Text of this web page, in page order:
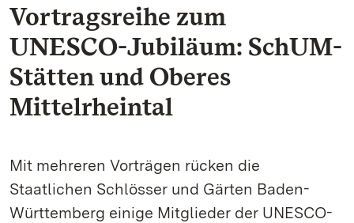
Vortragsreihe zum
UNESCO-Jubiläum: SchUM-
Stätten und Oberes
Mittelrheintal
Mit mehreren Vorträgen rücken die
Staatlichen Schlösser und Gärten Baden-
Württemberg einige Mitglieder der UNESCO-